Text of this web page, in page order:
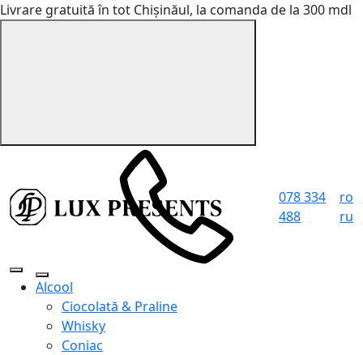
Livrare gratuită în tot Chișinăul, la comanda de la 300 mdl
078 334
488
ro
ru
Alcool
Ciocolată & Praline
Whisky
Coniac